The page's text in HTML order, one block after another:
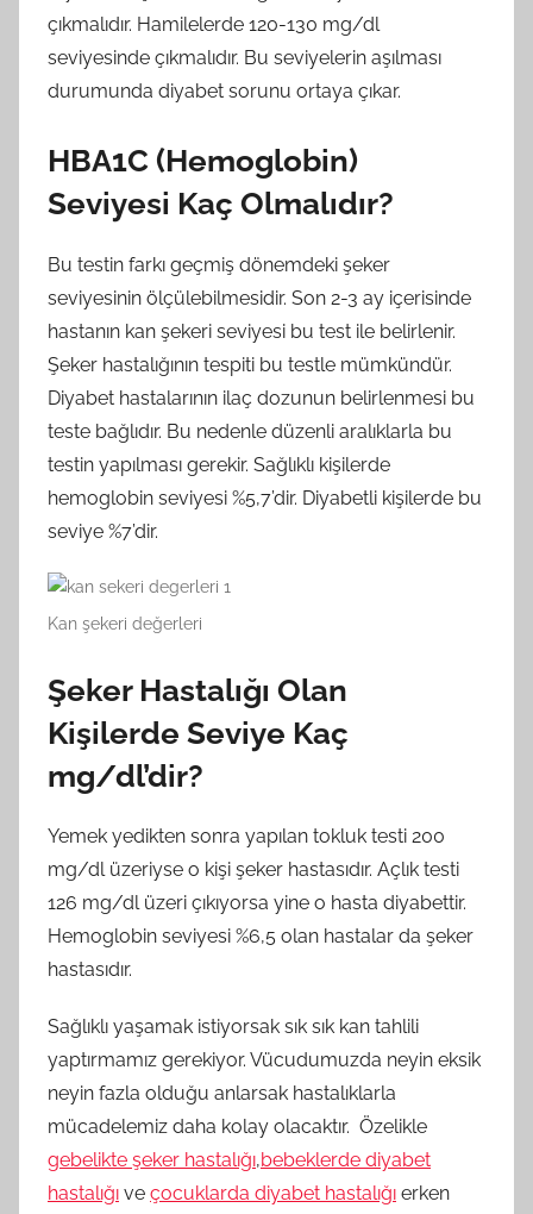
çıkmalıdır. Hamilelerde 120-130 mg/dl
seviyesinde çıkmalıdır. Bu seviyelerin aşılması
durumunda diyabet sorunu ortaya çıkar.
HBA1C (Hemoglobin)
Seviyesi Kaç Olmalıdır?
Bu testin farkı geçmiş dönemdeki şeker
seviyesinin ölçülebilmesidir. Son 2-3 ay içerisinde
hastanın kan şekeri seviyesi bu test ile belirlenir.
Şeker hastalığının tespiti bu testle mümkündür.
Diyabet hastalarının ilaç dozunun belirlenmesi bu
teste bağlıdır. Bu nedenle düzenli aralıklarla bu
testin yapılması gerekir. Sağlıklı kişilerde
hemoglobin seviyesi %5,7’dir. Diyabetli kişilerde bu
seviye %7’dir.
Kan şekeri değerleri
Şeker Hastalığı Olan
Kişilerde Seviye Kaç
mg/dl’dir?
Yemek yedikten sonra yapılan tokluk testi 200
mg/dl üzeriyse o kişi şeker hastasıdır. Açlık testi
126 mg/dl üzeri çıkıyorsa yine o hasta diyabettir.
Hemoglobin seviyesi %6,5 olan hastalar da şeker
hastasıdır.
Sağlıklı yaşamak istiyorsak sık sık kan tahlili
yaptırmamız gerekiyor. Vücudumuzda neyin eksik
neyin fazla olduğu anlarsak hastalıklarla
mücadelemiz daha kolay olacaktır. Özelikle
gebelikte şeker hastalığı,bebeklerde diyabet
hastalığı ve çocuklarda diyabet hastalığı erken